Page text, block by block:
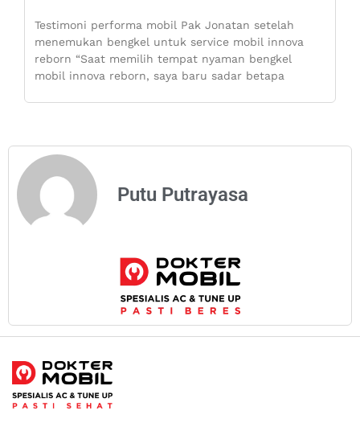
Testimoni performa mobil Pak Jonatan setelah
menemukan bengkel untuk service mobil innova
reborn “Saat memilih tempat nyaman bengkel
mobil innova reborn, saya baru sadar betapa
Putu Putrayasa